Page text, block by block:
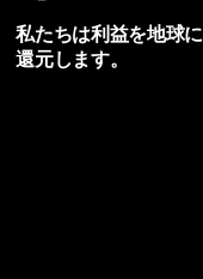
私たちは利益を地球に
還元します。